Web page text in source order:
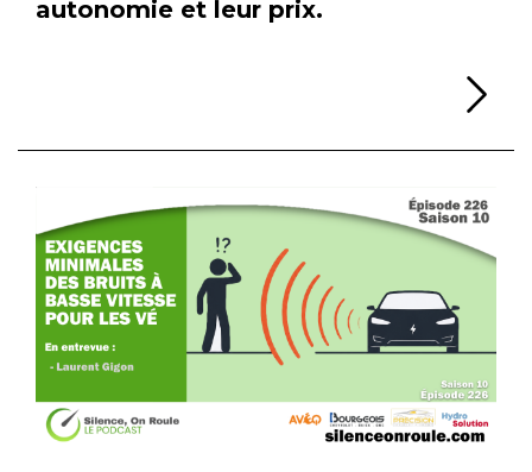
autonomie et leur prix.